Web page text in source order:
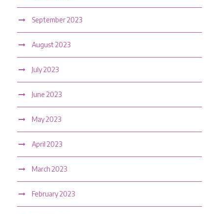
September 2023
August 2023
July 2023
June 2023
May 2023
April 2023
March 2023
February 2023